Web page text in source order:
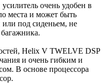
очень удобен в
места и может быть
под сиденьем, не
Helix V TWELVE DSP
и очень гибким и
В основе процессора